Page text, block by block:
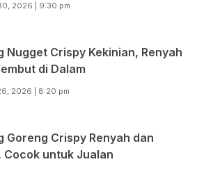
2026 | 9:30 pm
Nugget Crispy Kekinian, Renyah
di Dalam
2026 | 8:20 pm
Goreng Crispy Renyah dan
Cocok untuk Jualan